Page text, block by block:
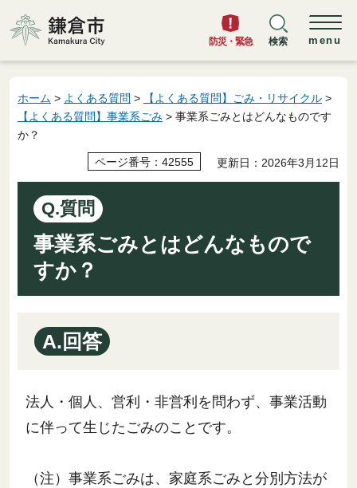
鎌倉市
防災・緊急 検索 menu
ホーム > よくある質問 > 【よくある質問】ごみ・リサイクル >
【よくある質問】事業系ごみ > 事業系ごみとはどんなものです
か？
ページ番号：42555 更新日：2026年3月12日
Q.質問
事業系ごみとはどんなもので
すか？
A.回答
法人・個人、営利・非営利を問わず、事業活動
に伴って生じたごみのことです。
（注）事業系ごみは、家庭系ごみと分別方法が